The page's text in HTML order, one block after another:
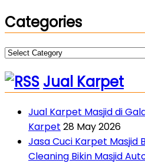
Categories
Categories
Jual Karpet
Jual Karpet Masjid di
Karpet 28 May 2026
Jasa Cuci Karpet Masjid
Cleaning Bikin Masjid